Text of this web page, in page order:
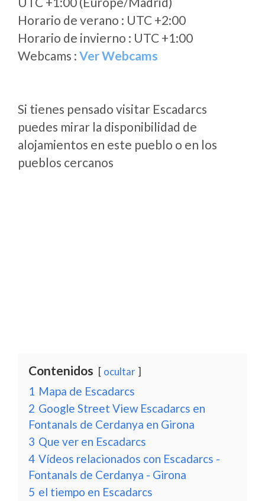
Horario de verano : UTC +2:00
Horario de invierno : UTC +1:00
Webcams : Ver Webcams
Si tienes pensado visitar Escadarcs
puedes mirar la disponibilidad de
alojamientos en este pueblo o en los
pueblos cercanos
Contenidos ocultar
1 Mapa de Escadarcs
2 Google Street View Escadarcs en
Fontanals de Cerdanya en Girona
3 Que ver en Escadarcs
4 Vídeos relacionados con Escadarcs -
Fontanals de Cerdanya - Girona
5 el tiempo en Escadarcs